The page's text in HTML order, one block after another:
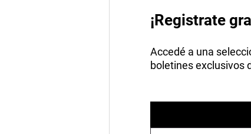
¡Registrate
Accedé a una
boletines exclusivos